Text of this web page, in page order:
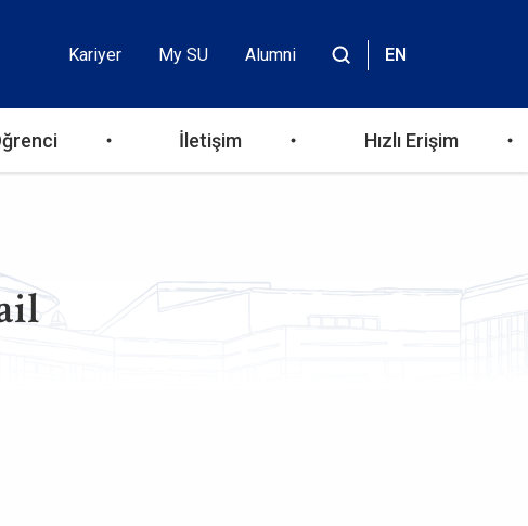
Header
Top
Kariyer My SU
Alumni
EN
İletişim Hızlı Erişim